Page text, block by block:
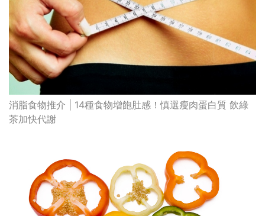
消脂食物推介 | 14種食物增飽肚感！慎選瘦肉蛋白質 飲綠
茶加快代謝